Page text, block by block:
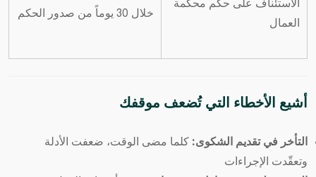
الاستئناف على حكم محكمة
العمال
خلال 30 يوماً من صدور الحكم
أشيع الأخطاء التي تُضعف موقفك
التأخر في تقديم الشكوى: كلما مضى الوقت، ضعفت الأدلة
وتعقّدت الإجراءات